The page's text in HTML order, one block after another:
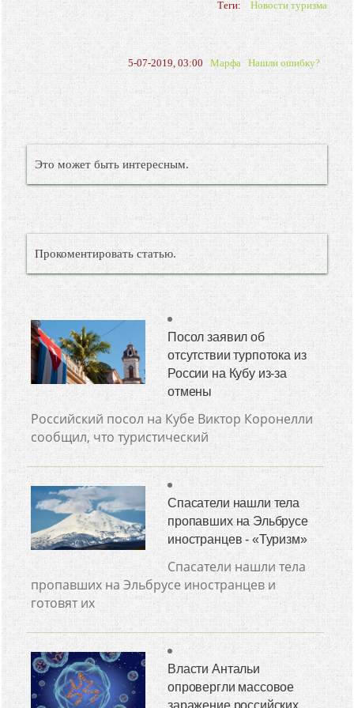
Теги: Новости туризма
5-07-2019, 03:00 Марфа Нашли ошибку?
Это может быть интересным.
Прокоментировать статью.
Посол заявил об
отсутствии турпотока из
России на Кубу из-за
отмены
Российский посол на Кубе Виктор Коронелли
сообщил, что туристический
Спасатели нашли тела
пропавших на Эльбрусе
иностранцев - «Туризм»
Спасатели нашли тела
пропавших на Эльбрусе иностранцев и
готовят их
Власти Антальи
опровергли массовое
заражение российских